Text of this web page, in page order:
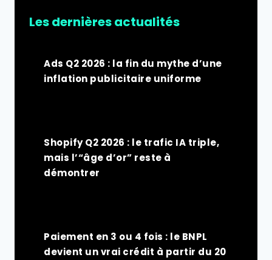
Les dernières actualités
Ads Q2 2026 : la fin du mythe d’une
inflation publicitaire uniforme
Shopify Q2 2026 : le trafic IA triple,
mais l’“âge d’or” reste à
démontrer
Paiement en 3 ou 4 fois : le BNPL
devient un vrai crédit à partir du 20